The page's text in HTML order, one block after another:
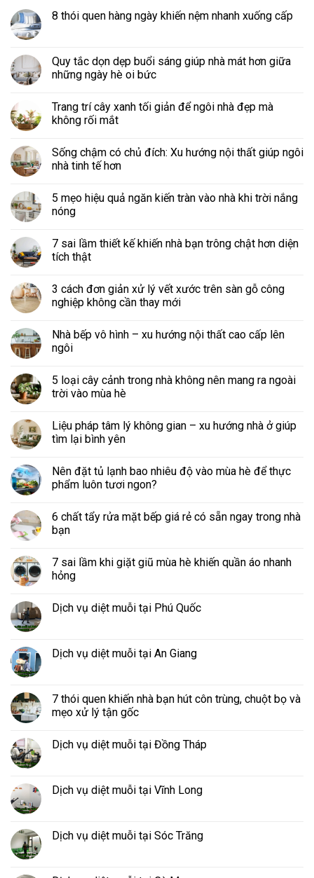
8 thói quen hàng ngày khiến nệm nhanh xuống cấp
Quy tắc dọn dẹp buổi sáng giúp nhà mát hơn giữa
những ngày hè oi bức
Trang trí cây xanh tối giản để ngôi nhà đẹp mà
không rối mắt
Sống chậm có chủ đích: Xu hướng nội thất giúp ngôi
nhà tinh tế hơn
5 mẹo hiệu quả ngăn kiến tràn vào nhà khi trời nắng
nóng
7 sai lầm thiết kế khiến nhà bạn trông chật hơn diện
tích thật
3 cách đơn giản xử lý vết xước trên sàn gỗ công
nghiệp không cần thay mới
Nhà bếp vô hình – xu hướng nội thất cao cấp lên
ngôi
5 loại cây cảnh trong nhà không nên mang ra ngoài
trời vào mùa hè
Liệu pháp tâm lý không gian – xu hướng nhà ở giúp
tìm lại bình yên
Nên đặt tủ lạnh bao nhiêu độ vào mùa hè để thực
phẩm luôn tươi ngon?
6 chất tẩy rửa mặt bếp giá rẻ có sẵn ngay trong nhà
bạn
7 sai lầm khi giặt giũ mùa hè khiến quần áo nhanh
hỏng
Dịch vụ diệt muỗi tại Phú Quốc
Dịch vụ diệt muỗi tại An Giang
7 thói quen khiến nhà bạn hút côn trùng, chuột bọ và
mẹo xử lý tận gốc
Dịch vụ diệt muỗi tại Đồng Tháp
Dịch vụ diệt muỗi tại Vĩnh Long
Dịch vụ diệt muỗi tại Sóc Trăng